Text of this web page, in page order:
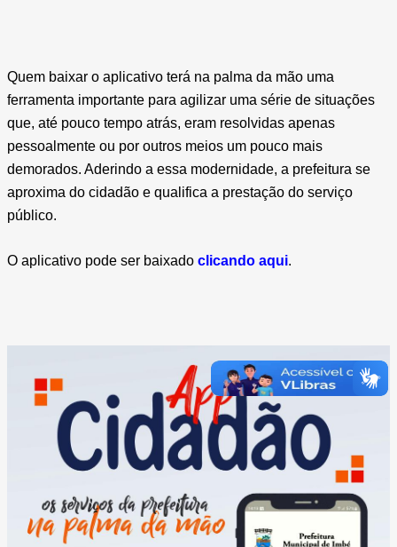
Quem baixar o aplicativo terá na palma da mão uma
ferramenta importante para agilizar uma série de situações
que, até pouco tempo atrás, eram resolvidas apenas
pessoalmente ou por outros meios um pouco mais
demorados. Aderindo a essa modernidade, a prefeitura se
aproxima do cidadão e qualifica a prestação do serviço
público.
O aplicativo pode ser baixado clicando aqui.